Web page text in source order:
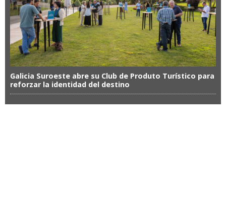
Galicia Suroeste abre su Club de Produto Turístico para
reforzar la identidad del destino